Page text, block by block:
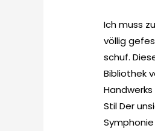
Ich muss
völlig
schuf.
Bibliothek
Stil Der